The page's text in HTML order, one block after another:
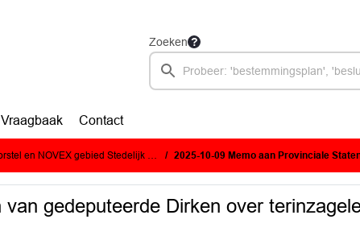
Zoeken
Vraagbaak Contact
en NOVEX gebied Stedelijk Brabant 2025-10-09 Memo aan Provinciale Staten van gedeputeerde Dirken over
gedeputeerde Dirken over